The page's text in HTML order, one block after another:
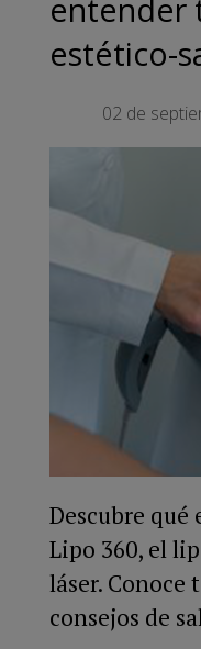
entender
estético-
02 de
Descubre qué
Lipo 360, el
láser. Conoce
consejos de